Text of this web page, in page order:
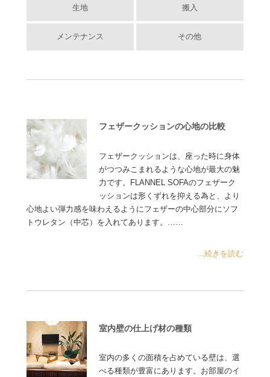
生地 搬入
メンテナンス その他
フェザークッションの心地の比較
フェザークッションは、座った時に身体
がつつみこまれるような心地が最大の魅
力です。FLANNEL SOFAのフェザーク
ッションは形くずれを抑える為と、より
心地よい弾力感を味わえるようにフェザーの中心部分にソフ
トウレタン（中芯）を入れてあります。……
...続きを読む
室内壁の仕上げ材の種類
室内の多くの面積を占めている壁は、選
べる種類が豊富にあります。お部屋のイ